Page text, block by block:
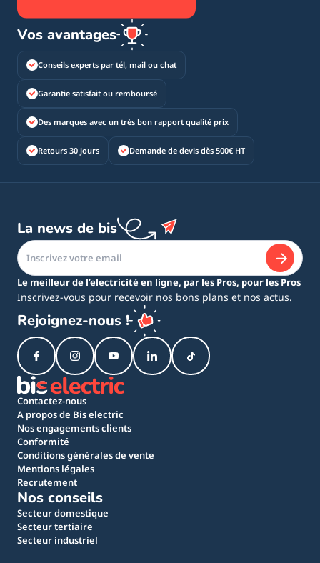
Vos avantages
Conseils experts par tél, mail ou chat
Garantie satisfait ou remboursé
Des marques avec un très bon rapport qualité prix
Retours 30 jours Demande de devis dès 500€ HT
La news de bis
Le meilleur de l’electricité en ligne, par les Pros, pour les Pros
Inscrivez-vous pour recevoir nos bons plans et nos actus.
Rejoignez-nous !
Contactez-nous
A propos de Bis electric
Nos engagements clients
Conformité
Conditions générales de vente
Mentions légales
Recrutement
Nos conseils
Secteur domestique
Secteur tertiaire
Secteur industriel